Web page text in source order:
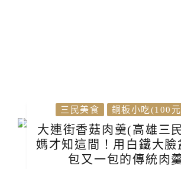
三民美食 銅板小吃(100
大連街香菇肉羹(高雄三
媽才知這間！用白鐵大臉
包又一包的傳統肉